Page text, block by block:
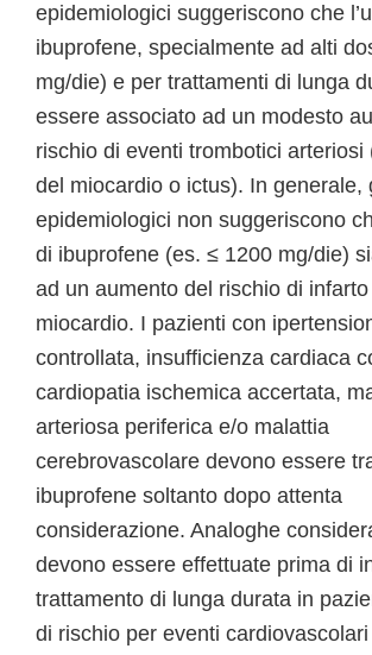
epidemiologici suggeriscono che
ibuprofene, specialmente ad alti
mg/die) e per trattamenti di lunga
essere associato ad un modesto
rischio di eventi trombotici arteriosi
del miocardio o ictus). In generale,
epidemiologici non suggeriscono
di ibuprofene (es. ≤ 1200 mg/die)
ad un aumento del rischio di infarto
miocardio. I pazienti con
controllata, insufficienza cardiaca
cardiopatia ischemica accertata,
arteriosa periferica e/o malattia
cerebrovascolare devono essere
ibuprofene soltanto dopo attenta
considerazione. Analoghe
devono essere effettuate prima di
trattamento di lunga durata in
di rischio per eventi cardiovascolari